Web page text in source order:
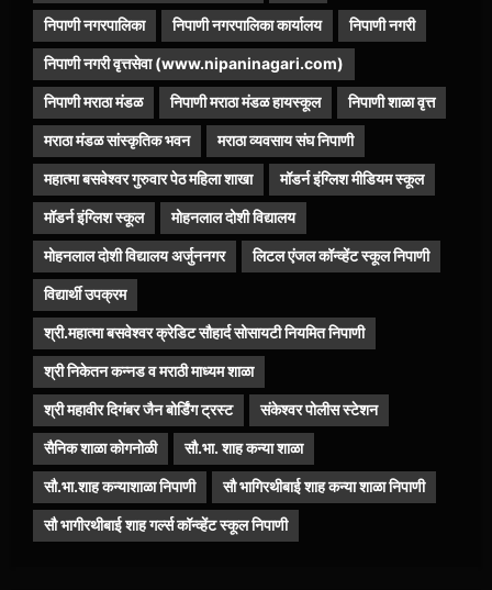
निपाणी नगरपालिका निपाणी नगरपालिका कार्यालय निपाणी नगरी
निपाणी नगरी वृत्तसेवा (www.nipaninagari.com)
निपाणी मराठा मंडळ निपाणी मराठा मंडळ हायस्कूल निपाणी शाळा वृत्त
मराठा मंडळ सांस्कृतिक भवन मराठा व्यवसाय संघ निपाणी
महात्मा बसवेश्वर गुरुवार पेठ महिला शाखा मॉडर्न इंग्लिश मीडियम स्कूल
मॉडर्न इंग्लिश स्कूल मोहनलाल दोशी विद्यालय
मोहनलाल दोशी विद्यालय अर्जुननगर लिटल एंजल कॉन्व्हेंट स्कूल निपाणी
विद्यार्थी उपक्रम
श्री.महात्मा बसवेश्वर क्रेडिट सौहार्द सोसायटी नियमित निपाणी
श्री निकेतन कन्नड व मराठी माध्यम शाळा
श्री महावीर दिगंबर जैन बोर्डिंग ट्रस्ट संकेश्वर पोलीस स्टेशन
सैनिक शाळा कोगनोळी सौ.भा. शाह कन्या शाळा
सौ.भा.शाह कन्याशाळा निपाणी सौ भागिरथीबाई शाह कन्या शाळा निपाणी
सौ भागीरथीबाई शाह गर्ल्स कॉन्व्हेंट स्कूल निपाणी